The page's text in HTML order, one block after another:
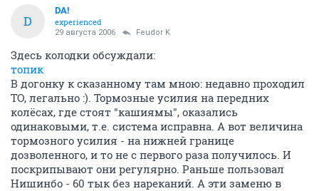
D
DA!
experienced
29 августа 2006 Feudor K
Здесь колодки обсуждали:
топик
В догонку к сказанному там мною: недавно проходил
ТО, легально :). Тормозные усилия на передних
колёсах, где стоят "кашиямы", оказались
одинаковыми, т.е. система исправна. А вот величина
тормозного усилия - на нижней границе
дозволенного, и то не с первого раза получилось. И
поскрипывают они регулярно. Раньше пользовал
Нишинбо - 60 тык без нареканий. А эти заменю в